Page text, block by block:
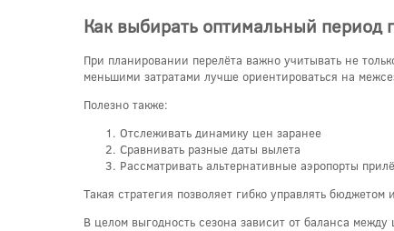
Как выбирать оптимальный период
При планировании перелёта важно учитывать не
меньшими затратами лучше ориентироваться на
Полезно также:
Отслеживать динамику цен заранее
Сравнивать разные даты вылета
Рассматривать альтернативные аэропорты
Такая стратегия позволяет гибко управлять
В целом выгодность сезона зависит от баланса